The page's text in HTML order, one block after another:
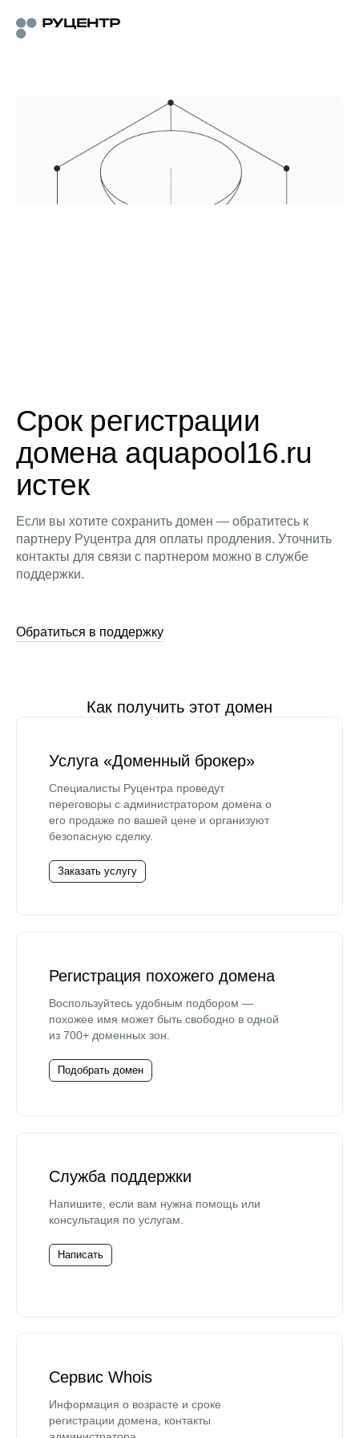
Срок регистрации
домена aquapool16.ru
истек
Если вы хотите сохранить домен — обратитесь к
партнеру Руцентра для оплаты продления. Уточнить
контакты для связи с партнером можно в службе
поддержки.
Обратиться в поддержку
Как получить этот домен
Услуга «Доменный брокер»
Специалисты Руцентра проведут
переговоры с администратором домена о
его продаже по вашей цене и организуют
безопасную сделку.
Заказать услугу
Регистрация похожего домена
Воспользуйтесь удобным подбором —
похожее имя может быть свободно в одной
из 700+ доменных зон.
Подобрать домен
Служба поддержки
Напишите, если вам нужна помощь или
консультация по услугам.
Написать
Сервис Whois
Информация о возрасте и сроке
регистрации домена, контакты